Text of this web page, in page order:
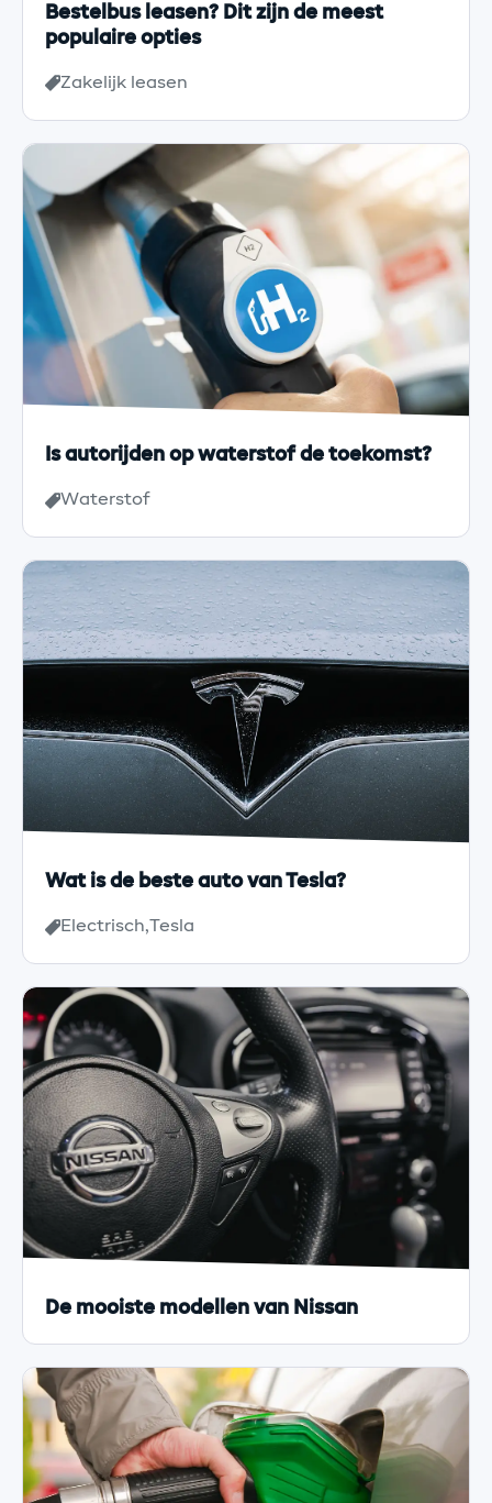
Bestelbus leasen? Dit zijn de meest
populaire opties
Zakelijk leasen
Is autorijden op waterstof de toekomst?
Waterstof
Wat is de beste auto van Tesla?
Electrisch Tesla
De mooiste modellen van Nissan